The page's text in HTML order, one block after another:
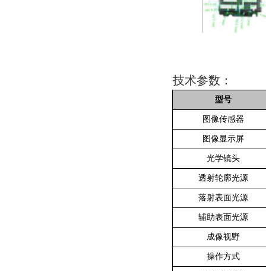
技术参数：
型号
图像传感器
图像显示屏
光学镜头
透射轮廓光源
落射表面光源
辅助表面光源
成像视野
操作方式